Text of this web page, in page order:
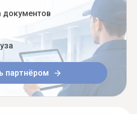
документов
партнёром